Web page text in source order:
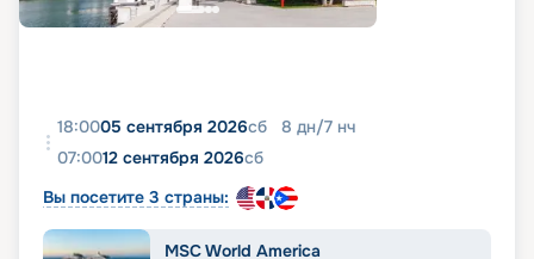
18:0005 сентября 2026сб 8 дн/7 нч
07:0012 сентября 2026сб
Вы посетите 3 страны:
MSC World America